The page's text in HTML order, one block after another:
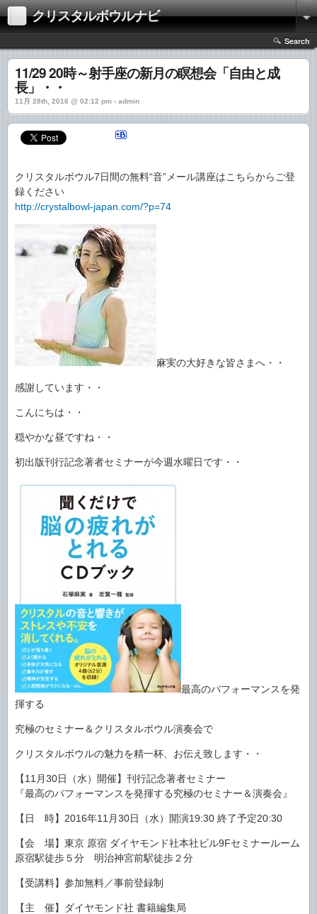
クリスタルボウルナビ
Search
11/29 20時～射手座の新月の瞑想会「自由と成
長」・・
11月 28th, 2016 @ 02:12 pm › admin
クリスタルボウル7日間の無料“音”メール講座はこちらからご登
録ください
http://crystalbowl-japan.com/?p=74
麻実の大好きな皆さまへ・・
感謝しています・・
こんにちは・・
穏やかな昼ですね・・
初出版刊行記念著者セミナーが今週水曜日です・・
最高のパフォーマンスを発
揮する
究極のセミナー＆クリスタルボウル演奏会で
クリスタルボウルの魅力を精一杯、お伝え致します・・
【11月30日（水）開催】刊行記念著者セミナー
『最高のパフォーマンスを発揮する究極のセミナー＆演奏会』
【日 時】2016年11月30日（水）開演19:30 終了予定20:30
【会 場】東京 原宿 ダイヤモンド社本社ビル9Fセミナールーム
原宿駅徒歩５分 明治神宮前駅徒歩２分
【受講料】参加無料／事前登録制
【主 催】ダイヤモンド社 書籍編集局